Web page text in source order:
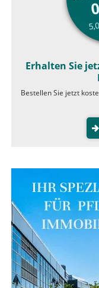
Erhalten Sie
Bestellen Sie jetzt